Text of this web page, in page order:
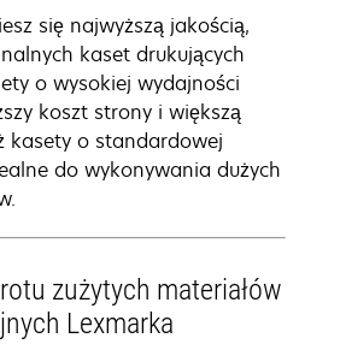
się najwyższą jakością,
kaset drukujących
o wysokiej wydajności
koszt strony i większą
kasety o standardowej
do wykonywania dużych
zużytych materiałów
Lexmarka